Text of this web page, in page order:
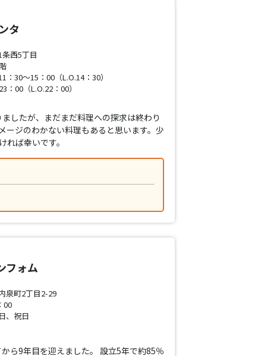
タ
西5丁目
30～15：00（L.O.14：30）
：00（L.O.22：00）
したが、まだまだ料理への探求は終わり
ージのわかない料理もあると思います。少
ば幸いです。
フォム
泉町2丁目2-29
00
、祝日
ら9年目を迎えました。 設立5年で約85％